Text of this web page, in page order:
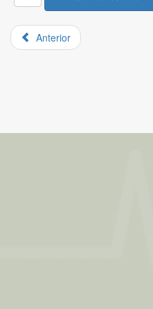
Anterior